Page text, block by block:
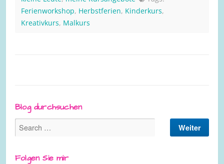
Ferienworkshop, Herbstferien, Kinderkurs,
Kreativkurs, Malkurs
Blog durchsuchen
Folgen Sie mir